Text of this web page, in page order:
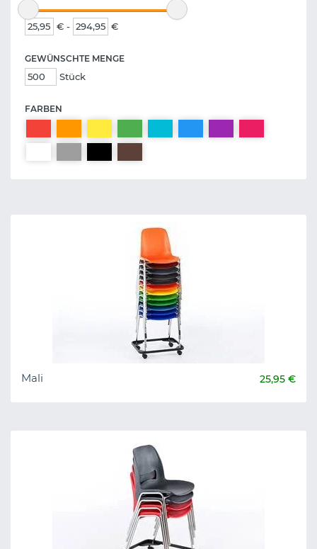
€ - €
GEWÜNSCHTE MENGE
Stück
FARBEN
Mali 25,95 €